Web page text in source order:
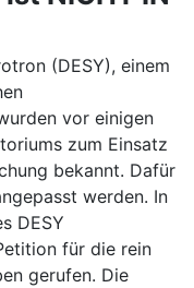
(DESY), einem
vor einigen
zum Einsatz
bekannt. Dafür
werden. In
DESY
für die rein
gerufen. Die